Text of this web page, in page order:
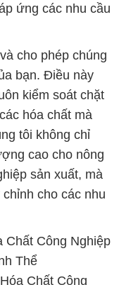
kiểm soát chặt
hóa chất mà
tôi không chỉ
cao cho nông
sản xuất, mà
cho các nhu
Công Nghiệp
Thể
Chất Công
Tinh Thể
cấp Hóa Chất
Borat Tinh Thể
Chất Công Nghiệp